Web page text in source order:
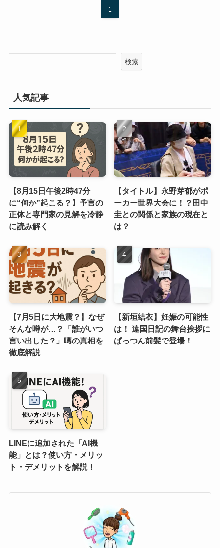
1
検索
人気記事
【8月15日午後2時47分
に“何か”起こる？】予言の
正体と専門家の見解を冷静
に読み解く
【タイトル】永野芽郁がポ
ーカー世界大会に！？田中
圭との関係と家族の現在と
は？
【7月5日に大地震？】なぜ
そんな噂が…？「誰がいつ
言い出した？」噂の真相を
徹底解説
【新垣結衣】妊娠の可能性
は！ 違国日記の舞台挨拶に
ぱっつん前髪で登場！
LINEに追加された「AI機
能」とは？使い方・メリッ
ト・デメリットを解説！